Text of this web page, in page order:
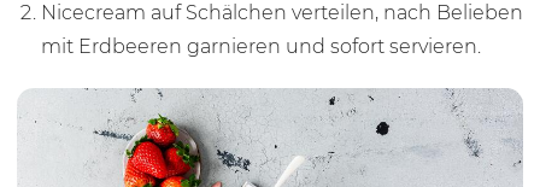
Nicecream auf Schälchen verteilen, nach Belieben
mit Erdbeeren garnieren und sofort servieren.